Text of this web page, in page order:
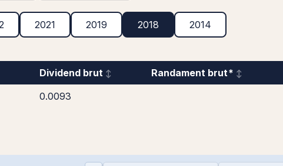
2021 2019 2018 2014
Dividend brut Randament brut*
0.0093